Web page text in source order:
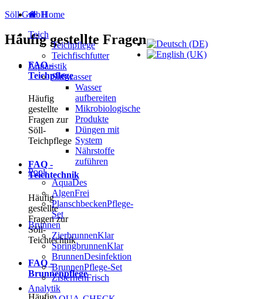
Söll GmbH
Teich
Teichpflege
Teichfischfutter
Aquaristik
Süßwasser
Wasser
aufbereiten
Mikrobiologische
Produkte
Düngen mit
System
Nährstoffe
zuführen
Pool
AquaDes
AlgenFrei
PlanschbeckenPflege-
Set
Brunnen
ZierbrunnenKlar
SpringbrunnenKlar
BrunnenDesinfektion
BrunnenPflege-Set
ZisternenFrisch
Analytik
Home
Häufig gestellte Fragen
FAQ -
Teichpflege
Häufig
gestellte
Fragen zur
Söll-
Teichpflege
FAQ -
Teichtechnik
Häufig
gestellte
Fragen zur
Söll-
Teichtechnik
FAQ -
Brunnenpflege
Häufig